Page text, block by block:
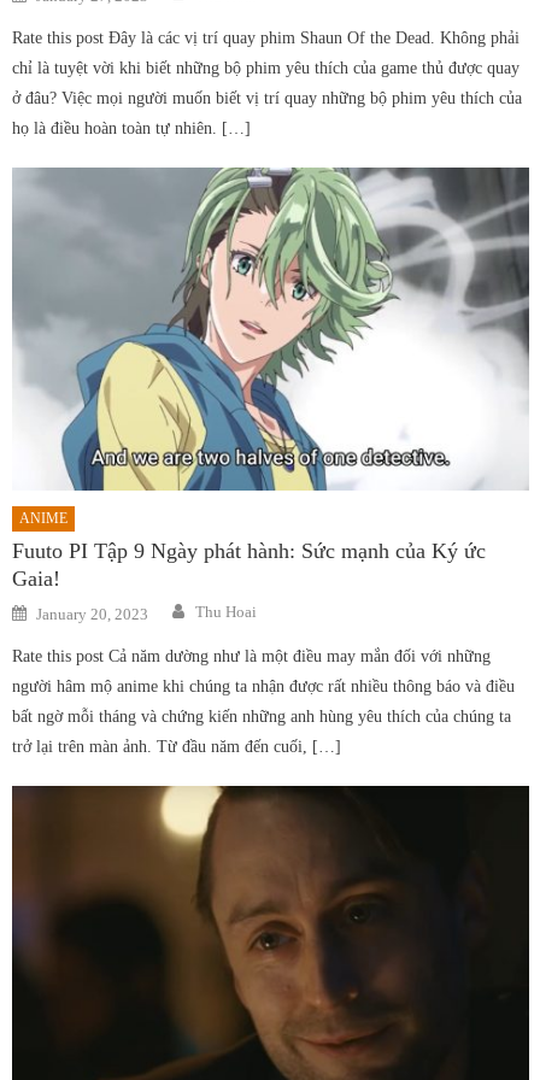
on
Rate this post Đây là các vị trí quay phim Shaun Of the Dead. Không phải
chỉ là tuyệt vời khi biết những bộ phim yêu thích của game thủ được quay
ở đâu? Việc mọi người muốn biết vị trí quay những bộ phim yêu thích của
họ là điều hoàn toàn tự nhiên. […]
ANIME
Fuuto PI Tập 9 Ngày phát hành: Sức mạnh của Ký ức
Gaia!
Posted
on
January 20, 2023 Author
Thu Hoai
Rate this post Cả năm dường như là một điều may mắn đối với những
người hâm mộ anime khi chúng ta nhận được rất nhiều thông báo và điều
bất ngờ mỗi tháng và chứng kiến ​​những anh hùng yêu thích của chúng ta
trở lại trên màn ảnh. Từ đầu năm đến cuối, […]